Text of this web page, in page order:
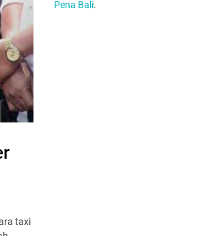
taxi
Pena Bali.